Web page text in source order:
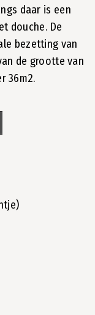
daar is een
douche. De
bezetting van
de grootte van
36m2.